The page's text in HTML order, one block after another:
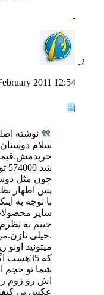
2011 12:54
نوشته
چون مثل
پس اظهار
با توجه به
سایر
جیبم به
.خیلی
میتونید اونو
که
شما تو حجم
اش رو زوم
عکس بی